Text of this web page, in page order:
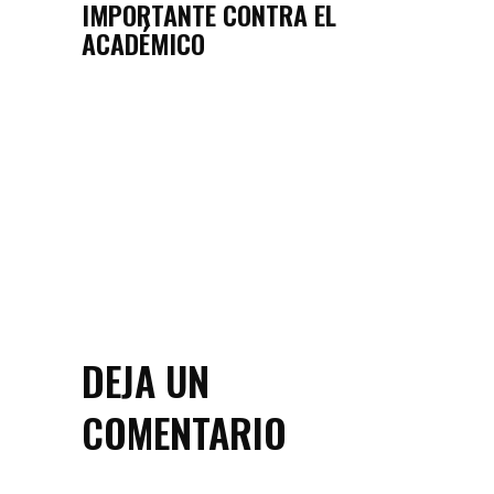
IMPORTANTE CONTRA EL
ACADÉMICO
DEJA UN
COMENTARIO